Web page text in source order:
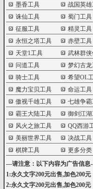
墨香工具
战国英
诛仙工具
蜀门工具
征服工具
精灵工具
永恒之塔工具
赤壁工具
天堂1工具
问道工具
梦幻古
骑士工具
希望OL
魔力宝贝工具
命运工具
傲视千雄工具
七雄争
霸王大陆工具
御剑江
风火之旅工具
QQ西游
美丽世界工具
决战工具
棋牌工具
更多分类
---请注意：以下内容为广告信息
1:永久文字200元出售,加色200元
2:永久文字200元出售,加色200元